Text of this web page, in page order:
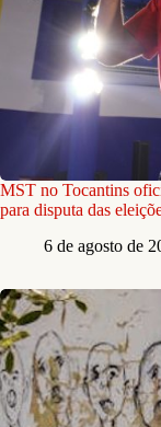
MST no Tocantins
para disputa das
6 de agosto de